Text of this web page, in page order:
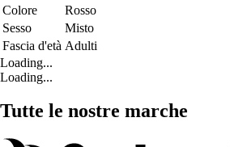
Colore
Rosso
Sesso
Misto
Fascia d'età Adulti
Loading...
Loading...
Tutte le nostre marche